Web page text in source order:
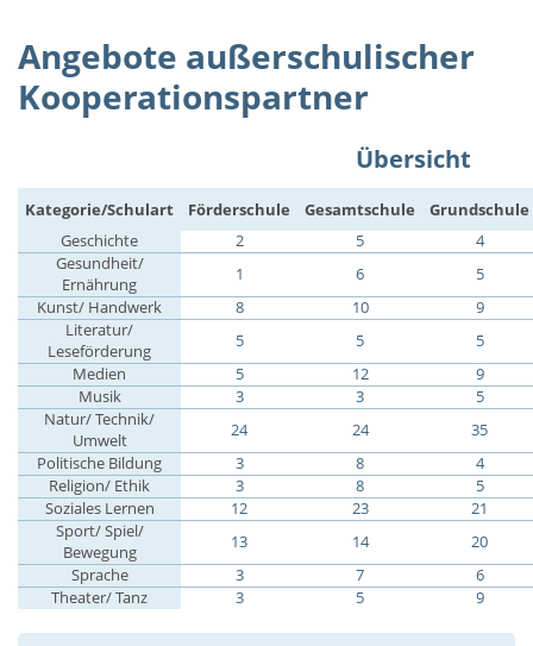
Angebote außerschulischer
Kooperationspartner
Übersicht
Kategorie/Schulart Förderschule Gesamtschule Grundschule
Geschichte 2 5
4
Gesundheit/
Ernährung
1 6
5
Kunst/ Handwerk
8 10
9
Literatur/
Leseförderung
5 5
5
Medien
5 12
9
Musik
3 3
5
Natur/ Technik/
Umwelt
24 24
35
Politische Bildung
3 8
4
Religion/ Ethik
3 8
5
Soziales Lernen
12 23
21
Sport/ Spiel/
Bewegung
13 14
20
Sprache
3 7
6
Theater/ Tanz
3 5 9